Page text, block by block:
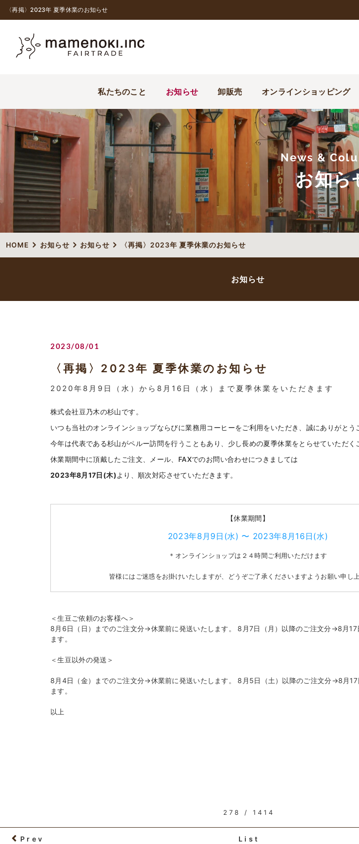
〈再掲〉2023年 夏季休業のお知らせ
私たちのこと お知らせ 卸販売 オンラインショッピング
News &
お知ら
HOME お知らせ お知らせ 〈再掲〉2023年 夏季休業のお知らせ
お知らせ
2023/08/01
〈再掲〉2023年 夏季休業のお知らせ
2020年8月9日（水）から8月16日（水）まで夏季休業をいただきます
株式会社豆乃木の杉山です。
いつも当社のオンラインショップならびに業務用コーヒーをご利用をいただき、誠にありがとう
今年は代表である杉山がペルー訪問を行うこともあり、少し長めの夏季休業をとらせていただく
休業期間中に頂戴したご注文、メール、FAXでのお問い合わせにつきましては
2023年8月17日(木)より、順次対応させていただきます。
【休業期間】
2023年8月9日(水) 〜 2023年8月16日(水)
＊オンラインショップは２４時間ご利用いただけます
皆様にはご迷惑をお掛けいたしますが、どうぞご了承くださいますようお願い申し上
＜生豆ご依頼のお客様へ＞
8月6日（日）までのご注文分→休業前に発送いたします。 8月7日（月）以降のご注文分→8月17
ます。
＜生豆以外の発送＞
8月4日（金）までのご注文分→休業前に発送いたします。 8月5日（土）以降のご注文分→8月17
ます。
以上
278 / 1414
Prev List